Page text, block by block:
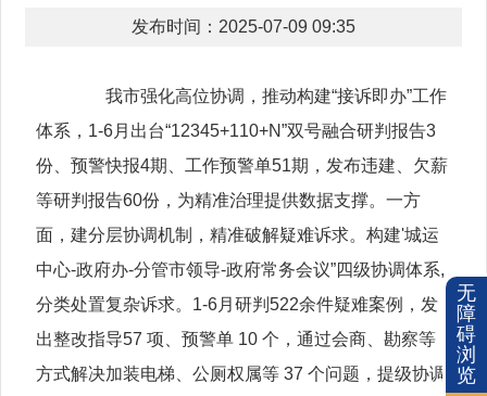
发布时间：2025-07-09 09:35
我市强化高位协调，推动构建“接诉即办”工作
体系，1-6月出台“12345+110+N”双号融合研判报告3
份、预警快报4期、工作预警单51期，发布违建、欠薪
等研判报告60份，为精准治理提供数据支撑。一方
面，建分层协调机制，精准破解疑难诉求。构建'城运
中心-政府办-分管市领导-政府常务会议”四级协调体系,
分类处置复杂诉求。1-6月研判522余件疑难案例，发
出整改指导57 项、预警单 10 个，通过会商、勘察等
方式解决加装电梯、公厕权属等 37 个问题，提级协调
无
障
碍
浏
览